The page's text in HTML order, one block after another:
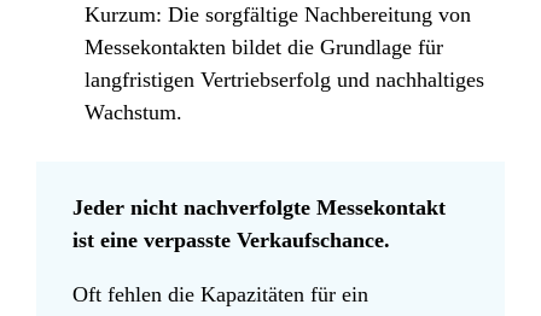
Kurzum: Die sorgfältige Nachbereitung von
Messekontakten bildet die Grundlage für
langfristigen Vertriebserfolg und nachhaltiges
Wachstum.
Jeder nicht nachverfolgte Messekontakt
ist eine verpasste Verkaufschance.
Oft fehlen die Kapazitäten für ein